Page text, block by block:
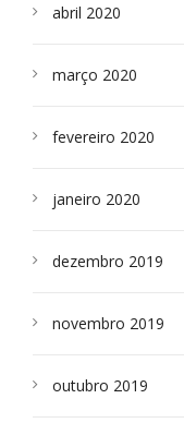
abril 2020
março 2020
fevereiro 2020
janeiro 2020
dezembro 2019
novembro 2019
outubro 2019